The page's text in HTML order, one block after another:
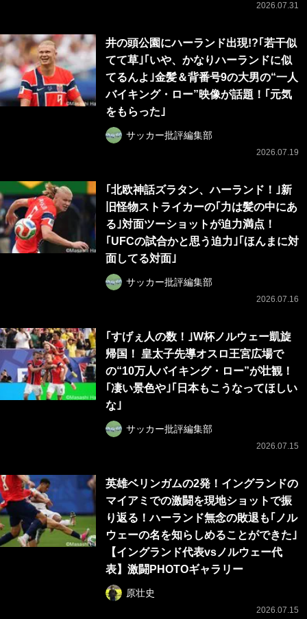
2026.07.31
井の頭公園にハーランド出現!?｢若干似
てて草｣｢いや、かなりハーランドに似
てるんよ｣金髪＆背番号9の大男の“一人
バイキング・ロー”映像が話題！｢元気
をもらった｣
サッカー批評編集部
2026.07.19
｢北欧神話ズラタン、ハーランド！｣新
旧怪物ストライカーの｢力は髪の中にあ
る｣対面ツーショットが迫力満点！
｢UFCの試合かと思う迫力｣｢ほんまに対
面してる対面｣
サッカー批評編集部
2026.07.16
｢すげぇ人の数！｣W杯ノルウェー凱旋
帰国！ 皇太子先導オスロ王宮広場で
の“10万人バイキング・ロー”が壮観！
｢凄い景色や｣｢日本もこうなってほしい
な｣
サッカー批評編集部
2026.07.15
英雄ベリンガムの2発！イングランドの
マイアミでの激闘を現地ショットで振
り返る！ハーランド無念の敗退も｢ノル
ウェーの名を知らしめることができた｣
【イングランド代表vsノルウェー代
表】激闘PHOTOギャラリー
原壮史
2026.07.15